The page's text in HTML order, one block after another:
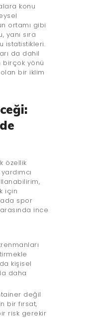
konu
ortamı gibi
yanı sıra
istatistikleri.
da dahil
birçok yönü
bir iklim
özellik
için
spor
ince
kişisel
daha
değil
bir fırsat,
risk gerekir